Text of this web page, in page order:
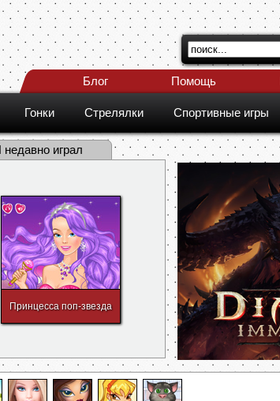
Блог Помощь
Гонки Стрелялки Спортивные игры
недавно играл
Принцесса поп-звезда